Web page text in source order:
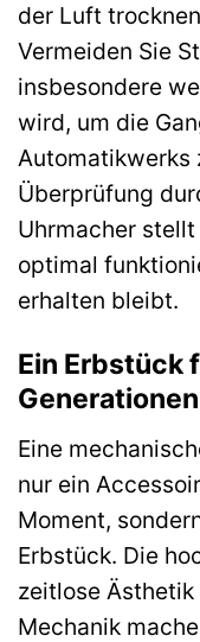
der Luft
Vermeiden Sie
insbesondere
wird, um die
Automatikwerks
Überprüfung
Uhrmacher
optimal
erhalten bleibt.
Ein Erbstück
Generationen
Eine
nur ein
Moment,
Erbstück. Die
zeitlose
Mechanik